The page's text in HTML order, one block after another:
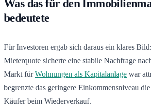
Was das für den
bedeutete
Für Investoren ergab sich daraus ein klares
Mieterquote sicherte eine stabile Nachfrage
Markt fürWohnungen als Kapitalanlage war
begrenzte das geringere Einkommensniveau
Käufer beim Wiederverkauf.